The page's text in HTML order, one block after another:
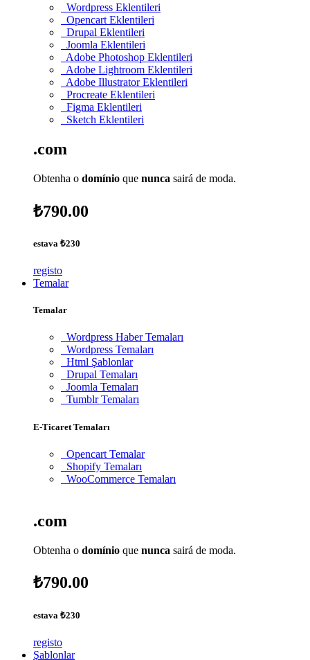
Wordpress Eklentileri
Opencart Eklentileri
Drupal Eklentileri
Joomla Eklentileri
Adobe Photoshop Eklentileri
Adobe Lightroom Eklentileri
Adobe Illustrator Eklentileri
Procreate Eklentileri
Figma Eklentileri
Sketch Eklentileri
.com
Obtenha o domínio que nunca sairá de moda.
₺790.00
estava ₺230
registo
Temalar
Temalar
Wordpress Haber Temaları
Wordpress Temaları
Html Şablonlar
Drupal Temaları
Joomla Temaları
Tumblr Temaları
E-Ticaret Temaları
Opencart Temalar
Shopify Temaları
WooCommerce Temaları
.com
Obtenha o domínio que nunca sairá de moda.
₺790.00
estava ₺230
registo
Şablonlar